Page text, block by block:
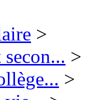
>
>
>